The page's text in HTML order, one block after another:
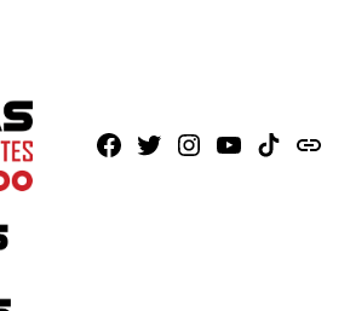
Facebook
X Instagram
YoutubeTikTokissuu